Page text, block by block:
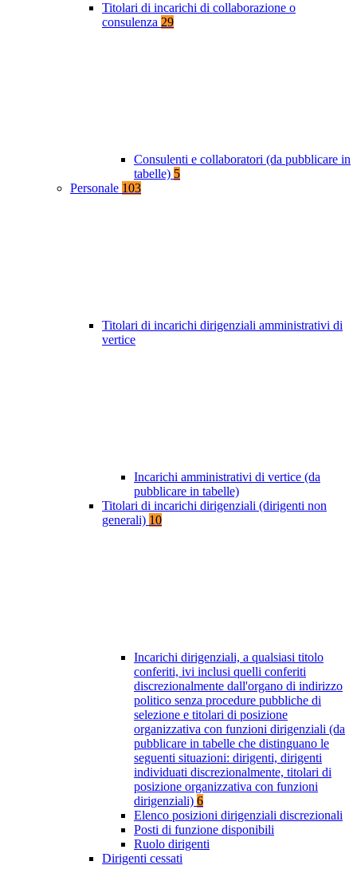
Titolari di incarichi di collaborazione o
consulenza 29
Consulenti e collaboratori (da pubblicare in
tabelle) 5
Personale 103
Titolari di incarichi dirigenziali amministrativi di
vertice
Incarichi amministrativi di vertice (da
pubblicare in tabelle)
Titolari di incarichi dirigenziali (dirigenti non
generali) 10
Incarichi dirigenziali, a qualsiasi titolo
conferiti, ivi inclusi quelli conferiti
discrezionalmente dall'organo di indirizzo
politico senza procedure pubbliche di
selezione e titolari di posizione
organizzativa con funzioni dirigenziali (da
pubblicare in tabelle che distinguano le
seguenti situazioni: dirigenti, dirigenti
individuati discrezionalmente, titolari di
posizione organizzativa con funzioni
dirigenziali) 6
Elenco posizioni dirigenziali discrezionali
Posti di funzione disponibili
Ruolo dirigenti
Dirigenti cessati